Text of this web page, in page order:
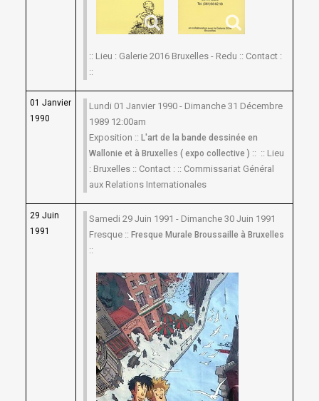
:: Lieu : Galerie 2016 Bruxelles - Redu :: Contact :
::
01 Janvier
1990
Lundi 01 Janvier 1990 - Dimanche 31 Décembre
1989 12:00am
Exposition :: L'art de la bande dessinée en
Wallonie et à Bruxelles ( expo collective ) :: :: Lieu
: Bruxelles :: Contact : :: Commissariat Général
aux Relations Internationales
29 Juin
1991
Samedi 29 Juin 1991 - Dimanche 30 Juin 1991
Fresque :: Fresque Murale Broussaille à Bruxelles
::